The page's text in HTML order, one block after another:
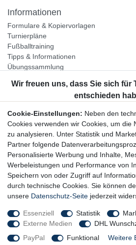
Informationen
Formulare & Kopiervorlagen
Turnierpläne
Fußballtraining
Tipps & Informationen
Übungssammlung
Unternehmen
Widerrufsrecht
Bestellung widerrufen
Datenschutzerklärung
AGB
Impressum
Newsletter
Newsletter-Anmeldung
Cookie-Einstellungen: Neben den
Cookies verwenden wir Cookies, um die
zu analysieren. Unter Statistik und
Partner folgende
Personalisierte Werbung und Inhalte,
Werbeleistungen und Performance von
Speichern von oder Zugriff auf
durch technische Cookies. Sie können
unsere Datenschutz-Seite jederzeit
Essenziell Statistik
Externe Medien
DHL
PayPal
Funktional Weitere